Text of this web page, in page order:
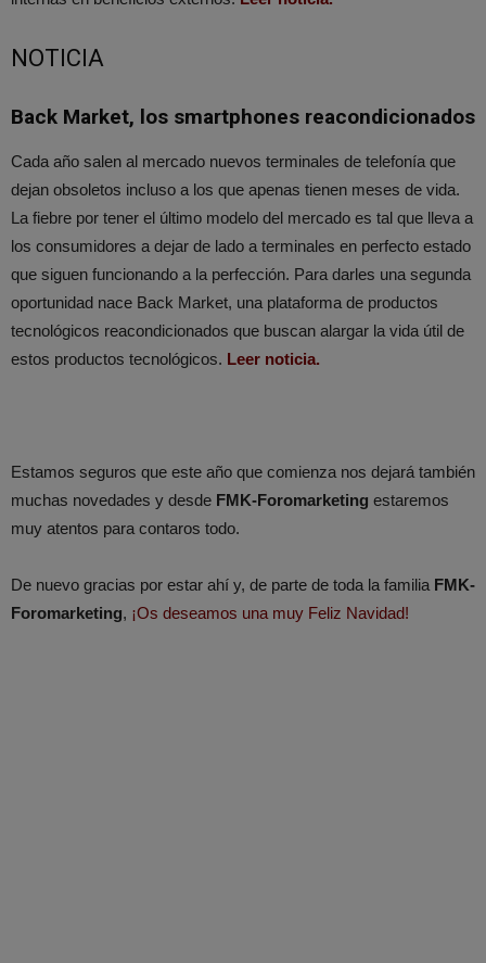
NOTICIA
Back Market, los smartphones reacondicionados
Cada año salen al mercado nuevos terminales de telefonía que
dejan obsoletos incluso a los que apenas tienen meses de vida.
La fiebre por tener el último modelo del mercado es tal que lleva a
los consumidores a dejar de lado a terminales en perfecto estado
que siguen funcionando a la perfección. Para darles una segunda
oportunidad nace Back Market, una plataforma de productos
tecnológicos reacondicionados que buscan alargar la vida útil de
estos productos tecnológicos. Leer noticia.
Estamos seguros que este año que comienza nos dejará también
muchas novedades y desde FMK-Foromarketing estaremos
muy atentos para contaros todo.
De nuevo gracias por estar ahí y, de parte de toda la familia FMK-
Foromarketing, ¡Os deseamos una muy Feliz Navidad!